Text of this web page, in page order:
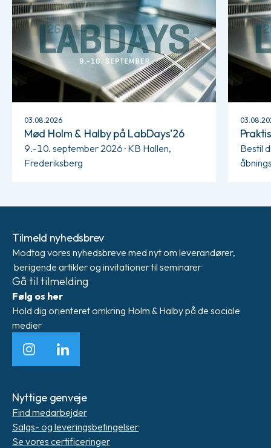
03.08.2026
Mød Holm & Halby på LabDays'26
9.-10. september 2026 · KB Hallen,
Frederiksberg
Bestil
Tilmeld nyhedsbrev
Modtag vores nyhedsbreve med nyt om leverandører,
berigende artikler og invitationer til seminarer
Gå til tilmelding
Følg os her
Hold dig orienteret omkring Holm & Halby på de sociale
medier
InstagramLinkedIn
Nyttige genveje
Find medarbejder
Salgs- og leveringsbetingelser
Se vores certificeringer